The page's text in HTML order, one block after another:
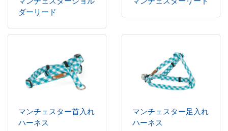
ダーリード
マンチェスター首入れ
ハーネス
マンチェスター足入れ
ハーネス